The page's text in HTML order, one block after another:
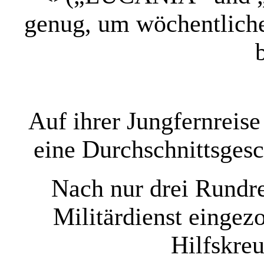
genug, um
Auf ihrer
eine
Nach nur drei
Militärdienst